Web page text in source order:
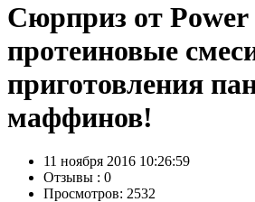
Сюрприз от Power
протеиновые
приготовления
маффинов!
11 ноября 2016 10:26:59
Отзывы : 0
Просмотров: 2532